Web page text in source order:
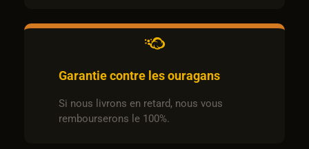
Garantie contre les ouragans
Si nous livrons en retard, nous vous
rembourserons le 100%.